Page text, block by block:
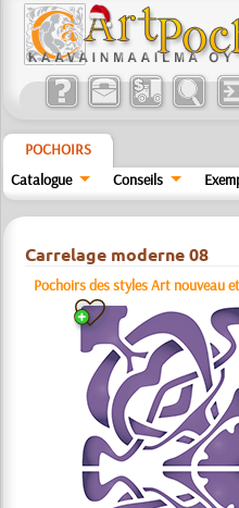
POCHOIRS
Catalogue
Conseils
Carrelage moderne 08
Pochoirs des styles Art nouveau